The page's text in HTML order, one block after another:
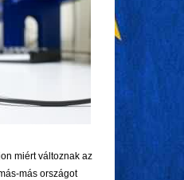
miért változnak az
más országot